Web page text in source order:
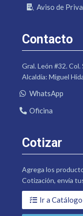
Aviso de
Contacto
Gral. León #32.
Alcaldía: Miguel
WhatsApp
Oficina
Cotizar
Agrega los
Cotización, envía
Ir a Catálogo